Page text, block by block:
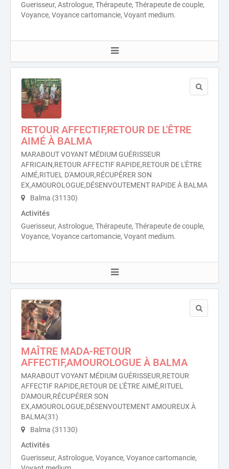
Guerisseur, Astrologue, Thérapeute, Thérapeute de couple,
Voyance, Voyance cartomancie, Voyant medium.
RETOUR AFFECTIF,RETOUR DE L'ÊTRE
AIMÉ À BALMA
MARABOUT VOYANT MÉDIUM GUÉRISSEUR
AFRICAIN,RETOUR AFFECTIF RAPIDE,RETOUR DE L'ÊTRE
AIMÉ,RITUEL D'AMOUR,RÉCUPÉRER SON
EX,AMOUROLOGUE,DÉSENVOUTEMENT RAPIDE À BALMA
Balma (31130)
Activités
Guerisseur, Astrologue, Thérapeute, Thérapeute de couple,
Voyance, Voyance cartomancie, Voyant medium.
MAÎTRE MADA-RETOUR
AFFECTIF,AMOUROLOGUE À BALMA
MARABOUT VOYANT MÉDIUM GUÉRISSEUR,RETOUR
AFFECTIF RAPIDE,RETOUR DE L'ÊTRE AIMÉ,RITUEL
D'AMOUR,RÉCUPÉRER SON
EX,AMOUROLOGUE,DÉSENVOUTEMENT AMOUREUX À
BALMA(31)
Balma (31130)
Activités
Guerisseur, Astrologue, Voyance, Voyance cartomancie,